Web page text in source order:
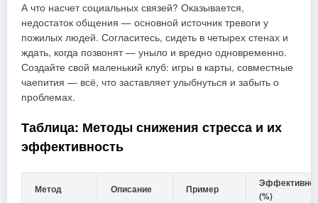
А что насчет социальных связей? Оказывается,
недостаток общения — основной источник тревоги у
пожилых людей. Согласитесь, сидеть в четырех стенах и
ждать, когда позвонят — уныло и вредно одновременно.
Создайте свой маленький клуб: игры в карты, совместные
чаепития — всё, что заставляет улыбнуться и забыть о
проблемах.
Таблица: Методы снижения стресса и их
эффективность
Метод Описание Пример
(%)